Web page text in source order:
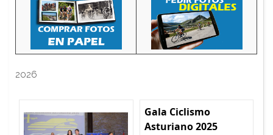
2026
Gala Ciclismo
Asturiano 2025